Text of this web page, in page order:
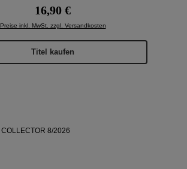
Regulärer Preis:
16,90 €
Preise inkl. MwSt. zzgl. Versandkosten
Titel kaufen